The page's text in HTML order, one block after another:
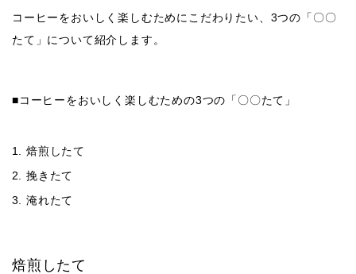
コーヒーをおいしく楽しむためにこだわりたい、3つの「〇〇
たて」について紹介します。
■コーヒーをおいしく楽しむための3つの「〇〇たて」
焙煎したて
挽きたて
淹れたて
焙煎したて